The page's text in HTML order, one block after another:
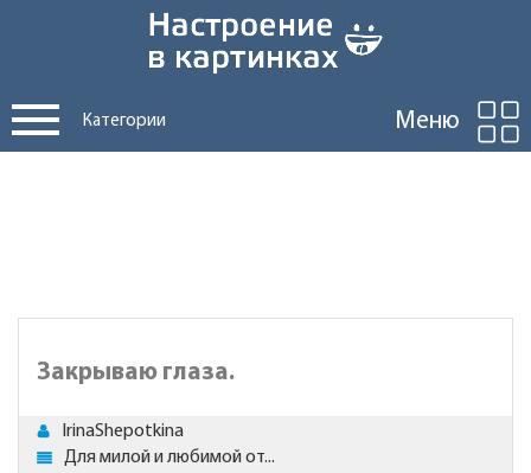
Категории Меню
Закрываю глаза.
IrinaShepotkina
Для милой и любимой от...